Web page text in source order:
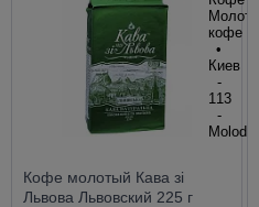
Кофе молотый Кава зі
Львова Львовский 225 г